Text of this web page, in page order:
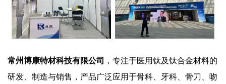
常州博康特材科技有限公司 ，专注于医用钛及钛合金材料的
研发、制造与销售，产品广泛应用于骨科、牙科、骨刀、吻